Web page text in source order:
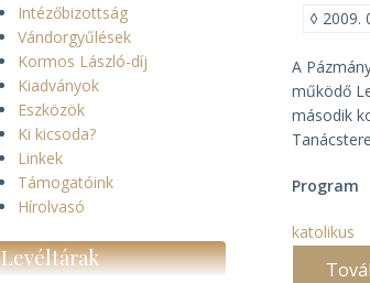
Intézőbizottság
Vándorgyűlések
Kormos László-díj
Kiadványok
Eszközök
Ki kicsoda?
Linkek
Támogatóink
Hírolvasó
Levéltárak
◊ 2009.
A
működő
második
Program
katolikus